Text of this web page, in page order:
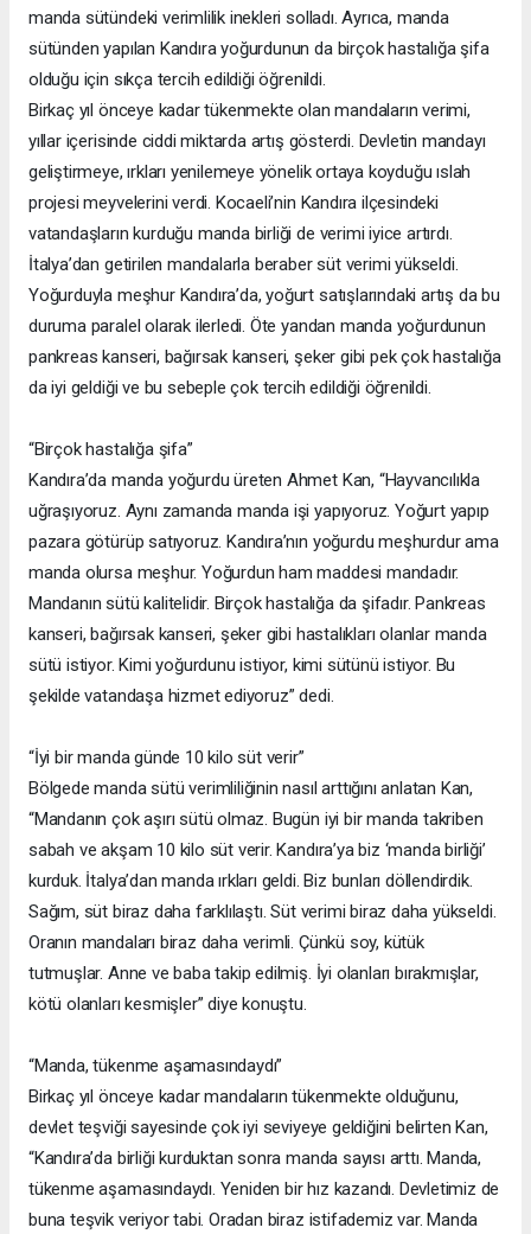
manda sütündeki verimlilik inekleri solladı. Ayrıca, manda
sütünden yapılan Kandıra yoğurdunun da birçok hastalığa şifa
olduğu için sıkça tercih edildiği öğrenildi.
Birkaç yıl önceye kadar tükenmekte olan mandaların verimi,
yıllar içerisinde ciddi miktarda artış gösterdi. Devletin mandayı
geliştirmeye, ırkları yenilemeye yönelik ortaya koyduğu ıslah
projesi meyvelerini verdi. Kocaeli’nin Kandıra ilçesindeki
vatandaşların kurduğu manda birliği de verimi iyice artırdı.
İtalya’dan getirilen mandalarla beraber süt verimi yükseldi.
Yoğurduyla meşhur Kandıra’da, yoğurt satışlarındaki artış da bu
duruma paralel olarak ilerledi. Öte yandan manda yoğurdunun
pankreas kanseri, bağırsak kanseri, şeker gibi pek çok hastalığa
da iyi geldiği ve bu sebeple çok tercih edildiği öğrenildi.
“Birçok hastalığa şifa”
Kandıra’da manda yoğurdu üreten Ahmet Kan, “Hayvancılıkla
uğraşıyoruz. Aynı zamanda manda işi yapıyoruz. Yoğurt yapıp
pazara götürüp satıyoruz. Kandıra’nın yoğurdu meşhurdur ama
manda olursa meşhur. Yoğurdun ham maddesi mandadır.
Mandanın sütü kalitelidir. Birçok hastalığa da şifadır. Pankreas
kanseri, bağırsak kanseri, şeker gibi hastalıkları olanlar manda
sütü istiyor. Kimi yoğurdunu istiyor, kimi sütünü istiyor. Bu
şekilde vatandaşa hizmet ediyoruz” dedi.
“İyi bir manda günde 10 kilo süt verir”
Bölgede manda sütü verimliliğinin nasıl arttığını anlatan Kan,
“Mandanın çok aşırı sütü olmaz. Bugün iyi bir manda takriben
sabah ve akşam 10 kilo süt verir. Kandıra’ya biz ‘manda birliği’
kurduk. İtalya’dan manda ırkları geldi. Biz bunları döllendirdik.
Sağım, süt biraz daha farklılaştı. Süt verimi biraz daha yükseldi.
Oranın mandaları biraz daha verimli. Çünkü soy, kütük
tutmuşlar. Anne ve baba takip edilmiş. İyi olanları bırakmışlar,
kötü olanları kesmişler” diye konuştu.
“Manda, tükenme aşamasındaydı”
Birkaç yıl önceye kadar mandaların tükenmekte olduğunu,
devlet teşviği sayesinde çok iyi seviyeye geldiğini belirten Kan,
“Kandıra’da birliği kurduktan sonra manda sayısı arttı. Manda,
tükenme aşamasındaydı. Yeniden bir hız kazandı. Devletimiz de
buna teşvik veriyor tabi. Oradan biraz istifademiz var. Manda